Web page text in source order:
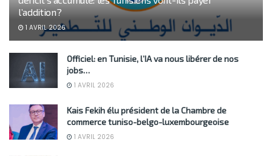
l’addition?
1 AVRIL 2026
Officiel: en Tunisie, l’IA va nous libérer de nos
jobs…
1 AVRIL 2026
Kais Fekih élu président de la Chambre de
commerce tuniso-belgo-luxembourgeoise
1 AVRIL 2026